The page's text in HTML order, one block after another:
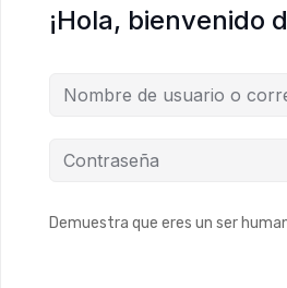
¡Hola, bienvenido
Demuestra que eres un ser